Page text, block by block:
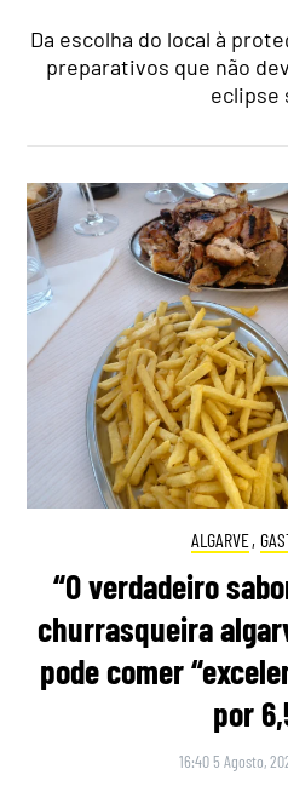
Da escolha do local à
preparativos que não
eclipse
ALGARVE,
“O verdadeiro
churrasqueira
pode comer
por
16:40 5 Agosto,